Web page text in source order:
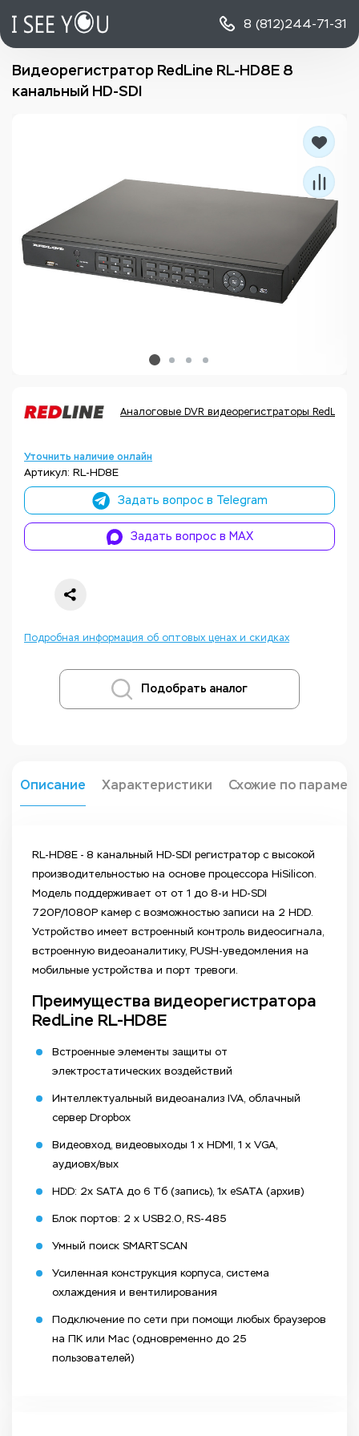
8 (812)244-71-31
Видеорегистратор RedLine RL-HD8E 8
канальный HD-SDI
Аналоговые DVR видеорегистраторы RedLine
Уточнить наличие онлайн
Артикул: RL-HD8E
Задать вопрос в Telegram
Задать вопрос в MAX
Подробная информация об оптовых ценах и скидках
Подобрать аналог
Описание Характеристики Схожие по
RL-HD8E - 8 канальный HD-SDI регистратор с высокой
производительностью на основе процессора HiSilicon.
Модель поддерживает от от 1 до 8-и HD-SDI
720Р/1080P камер с возможностью записи на 2 HDD.
Устройство имеет встроенный контроль видеосигнала,
встроенную видеоаналитику, PUSH-уведомления на
мобильные устройства и порт тревоги.
Преимущества видеорегистратора
RedLine RL-HD8E
Встроенные элементы защиты от
электростатических воздействий
Интеллектуальный видеоанализ IVA, облачный
сервер Dropbox
Видеовход, видеовыходы 1 x HDMI, 1 x VGA,
аудиовх/вых
HDD: 2x SATA до 6 Тб (запись), 1x eSATA (архив)
Блок портов: 2 x USB2.0, RS-485
Умный поиск SMARTSCAN
Усиленная конструкция корпуса, система
охлаждения и вентилирования
Подключение по сети при помощи любых браузеров
на ПК или Mac (одновременно до 25
пользователей)